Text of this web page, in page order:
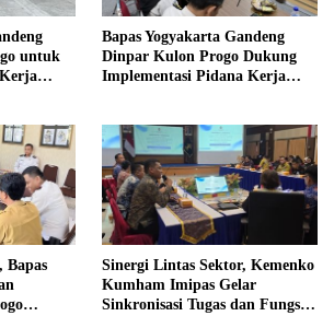
untuk
Bapas Yogyakarta Gandeng
Dinpar Kulon Progo Dukung
Implementasi Pidana Kerja
Bapas
Sinergi Lintas Sektor, Kemenko
Kumham Imipas Gelar
Sinkronisasi Tugas dan Fungsi